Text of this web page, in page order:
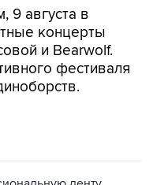
9 августа в
концерты
и Bearwolf.
фестиваля